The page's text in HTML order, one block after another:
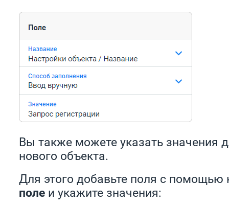
Вы также можете указать значения
нового объекта.
Для этого добавьте поля с
поле и укажите значения: